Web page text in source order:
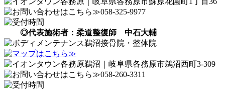
◎代表施術者：柔道整復師 中石大輔